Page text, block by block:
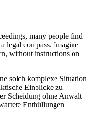
many people find
legal compass. Imagine
without instructions on
solch komplexe Situation
Einblicke zu
Scheidung ohne Anwalt
Enthüllungen